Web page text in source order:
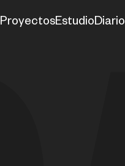
ProyectosEstudioDiario